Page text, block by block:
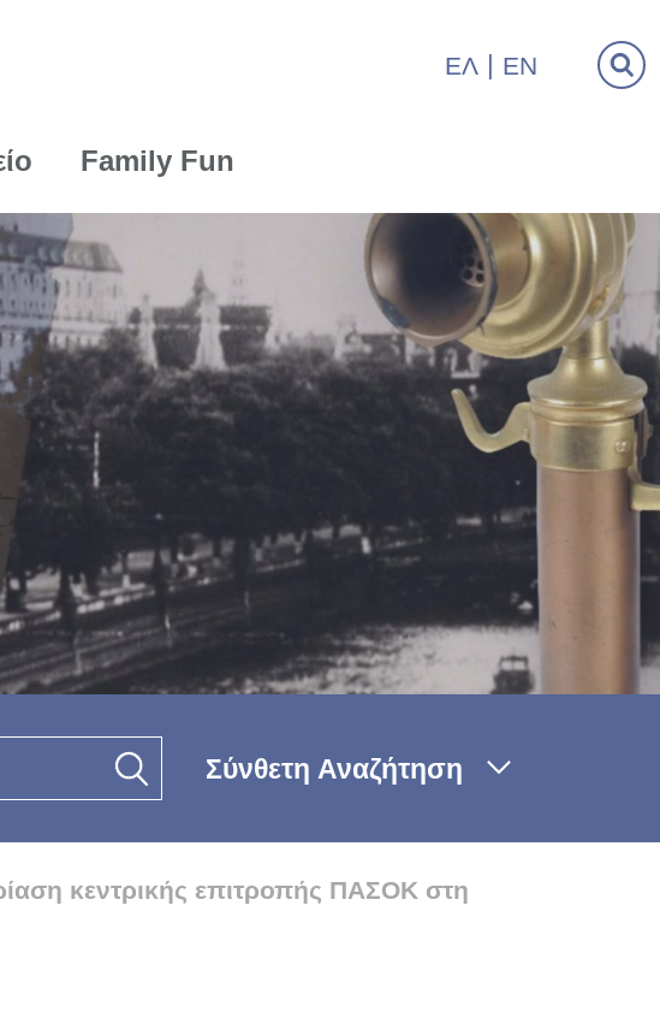
ΕΛ EN
Family Fun
Σύνθετη Αναζήτηση
κεντρικής επιτροπής ΠΑΣΟΚ στη